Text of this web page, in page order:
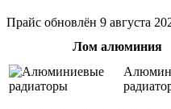
Прайс обновлён 9 августа
Лом алюминия